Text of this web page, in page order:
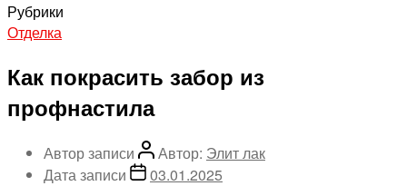
Рубрики
Отделка
Как покрасить забор из
профнастила
Автор записи Автор: Элит лак
Дата записи
03.01.2025